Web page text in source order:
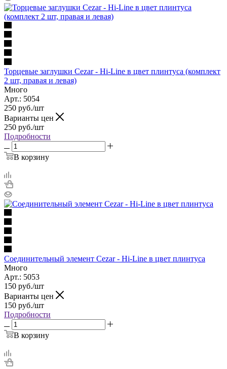
Торцевые заглушки Cezar - Hi-Line в цвет плинтуса (комплект
2 шт, правая и левая)
Много
Арт.: 5054
250 руб./шт
Варианты цен
250 руб./шт
Подробности
В корзину
Соединительный элемент Cezar - Hi-Line в цвет плинтуса
Много
Арт.: 5053
150 руб./шт
Варианты цен
150 руб./шт
Подробности
В корзину